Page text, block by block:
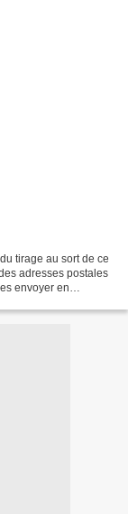
tirage au sort de ce
adresses postales
envoyer en